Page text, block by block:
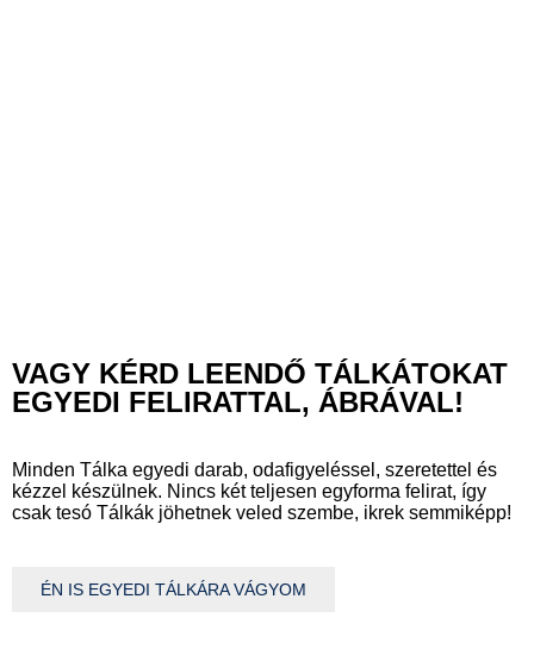
VAGY KÉRD LEENDŐ TÁLKÁTOKAT
EGYEDI FELIRATTAL, ÁBRÁVAL!
Minden Tálka egyedi darab, odafigyeléssel, szeretettel és
kézzel készülnek. Nincs két teljesen egyforma felirat, így
csak tesó Tálkák jöhetnek veled szembe, ikrek semmiképp!
ÉN IS EGYEDI TÁLKÁRA VÁGYOM